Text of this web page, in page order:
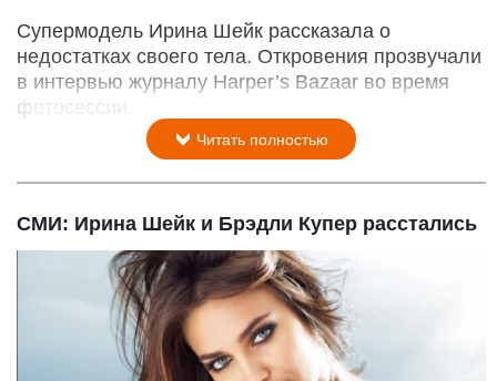
Супермодель Ирина Шейк рассказала о
недостатках своего тела. Откровения прозвучали
в интервью журналу Harper’s Bazaar во время
фотосессии.
Читать полностью
СМИ: Ирина Шейк и Брэдли Купер расстались